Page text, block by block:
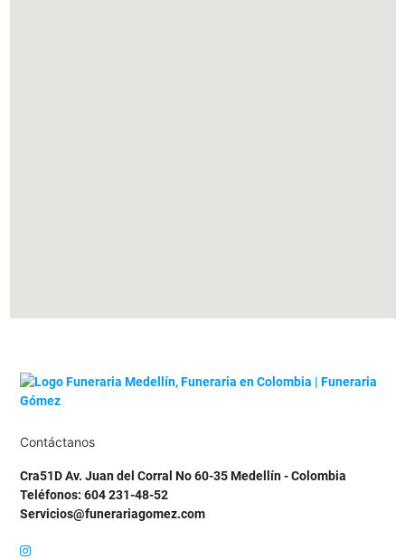
Contáctanos
Cra51D Av. Juan del Corral No 60-35 Medellín - Colombia
Teléfonos: 604 231-48-52
Servicios@funerariagomez.com